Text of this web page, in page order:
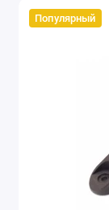
Популярный